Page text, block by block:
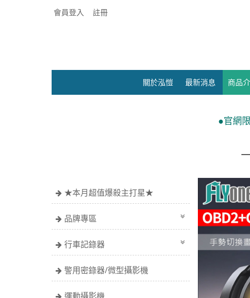
會員登入 註冊
關於泓愷 最新消息 商品
●官網限定價~滿額$699免
★本月超值爆殺主打星★
品牌專區
行車記錄器
警用密錄器/微型攝影機